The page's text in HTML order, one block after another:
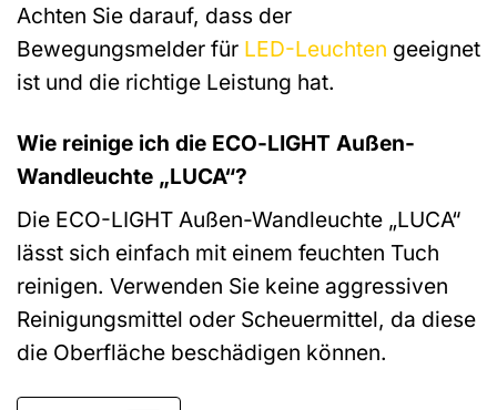
Achten Sie darauf, dass der
Bewegungsmelder für LED-Leuchten geeignet
ist und die richtige Leistung hat.
Wie reinige ich die ECO-LIGHT Außen-
Wandleuchte „LUCA“?
Die ECO-LIGHT Außen-Wandleuchte „LUCA“
lässt sich einfach mit einem feuchten Tuch
reinigen. Verwenden Sie keine aggressiven
Reinigungsmittel oder Scheuermittel, da diese
die Oberfläche beschädigen können.